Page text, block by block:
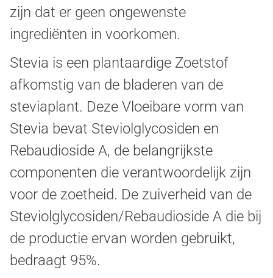
zijn dat er geen ongewenste
ingrediënten in voorkomen.
Stevia is een plantaardige Zoetstof
afkomstig van de bladeren van de
steviaplant. Deze Vloeibare vorm van
Stevia bevat Steviolglycosiden en
Rebaudioside A, de belangrijkste
componenten die verantwoordelijk zijn
voor de zoetheid. De zuiverheid van de
Steviolglycosiden/Rebaudioside A die bij
de productie ervan worden gebruikt,
bedraagt 95%.